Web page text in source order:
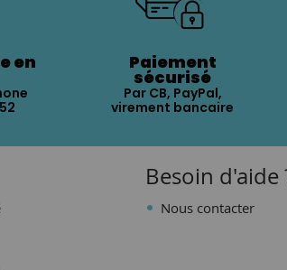
en Paiement
sécurisé
Par CB, PayPal,
virement bancaire
Besoin d'aide
Nous contacter